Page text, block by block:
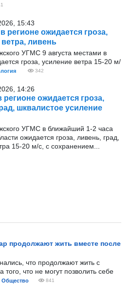
15:43
регионе ожидается гроза,
ливень
УГМС 9 августа местами в
гроза, усиление ветра 15-20 м/
342
14:26
регионе ожидается гроза,
шквалистое усиление
УГМС в ближайший 1-2 часа
ожидается гроза, ливень, град,
15-20 м/с, с сохранением...
продолжают жить вместе после
что продолжают жить с
что не могут позволить себе
Общество 841